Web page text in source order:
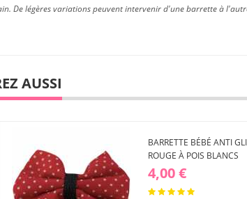
De légères variations peuvent intervenir d'une barrette à
AUSSI
BARRETTE BÉBÉ ANTI
ROUGE À POIS BLANCS
4,00 €